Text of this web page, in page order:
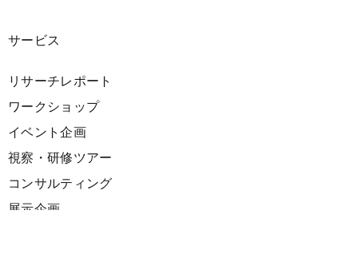
サービス
リサーチレポート
ワークショップ
イベント企画
視察・研修ツアー
コンサルティング
展示企画